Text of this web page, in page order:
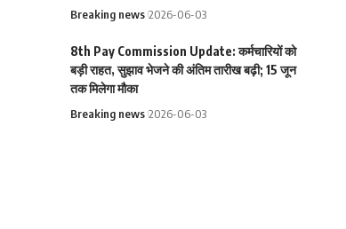
Breaking news 2026-06-03
8th Pay Commission Update: कर्मचारियों को
बड़ी राहत, सुझाव भेजने की अंतिम तारीख बढ़ी; 15 जून
तक मिलेगा मौका
Breaking news 2026-06-03